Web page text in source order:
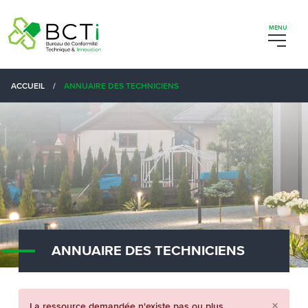
ACCUEIL / ANNUAIRE DES TECHNICIENS
ANNUAIRE DES TECHNICIENS
7